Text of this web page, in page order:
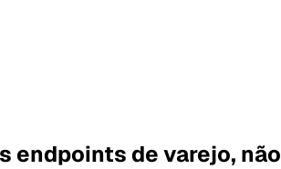
endpoints de varejo,